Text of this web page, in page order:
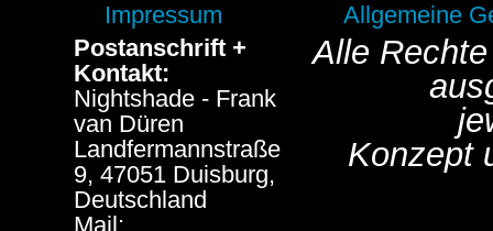
Impressum
Allgemeine
Postanschrift +
Kontakt:
Nightshade - Frank
van Düren
Landfermannstraße
9, 47051 Duisburg,
Deutschland
Mail:
Alle
Konzept